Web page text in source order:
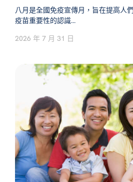
八月是全國免疫宣傳月，旨在提高人
疫苗重要性的認識...
2026 年 7 月 31 日